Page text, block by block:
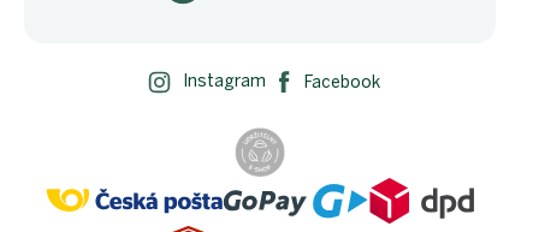
Instagram Facebook